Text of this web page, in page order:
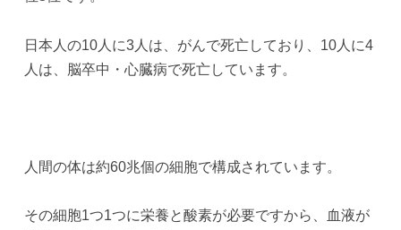
日本人の10人に3人は、がんで死亡しており、10人に4
人は、脳卒中・心臓病で死亡しています。
人間の体は約60兆個の細胞で構成されています。
その細胞1つ1つに栄養と酸素が必要ですから、血液が